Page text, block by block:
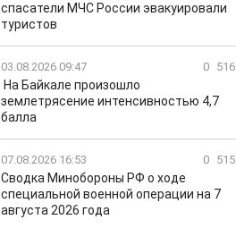
спасатели МЧС России эвакуировали
туристов
03.08.2026 09:47 0 516
На Байкале произошло
землетрясение интенсивностью 4,7
балла
07.08.2026 16:53 0 515
Сводка Минобороны РФ о ходе
специальной военной операции на 7
августа 2026 года